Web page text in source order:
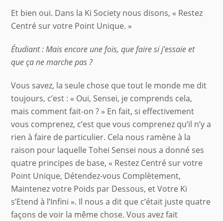
Et bien oui. Dans la Ki Society nous disons, « Restez
Centré sur votre Point Unique. »
Étudiant : Mais encore une fois, que faire si j’essaie et
queça ne marche pas ?
Vous savez, la seule chose que tout le monde me dit
toujours, c’est : « Oui, Sensei, je comprends cela,
mais comment fait-on ? » En fait, si effectivement
vous comprenez, c’est que vous comprenez qu’il n’y a
rien à faire de particulier. Cela nous ramène à la
raison pour laquelle Tohei Sensei nous a donné ses
quatre principes de base, « Restez Centré sur votre
Point Unique, Détendez-vous Complètement,
Maintenez votre Poids par Dessous, et Votre Ki
s’Etend à l’Infini ». Il nous a dit que c’était juste quatre
façons de voir la même chose. Vous avez fait